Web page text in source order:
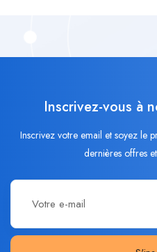
Inscrivez-vous à
Inscrivez votre email et soyez le
dernières offres